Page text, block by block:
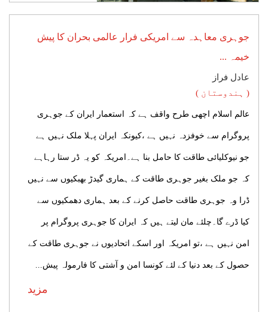
جوہری معاہدہ سے امریکی فرار عالمی بحران کا پیش
خیمہ ...
عادل فراز
( ہندوستان )
عالم اسلام اچھی طرح واقف ہے کہ استعمار ایران کے جوہری
پروگرام سے خوفزدہ نہیں ہے ،کیونکہ ایران پہلا ملک نہیں ہے
جو نیوکلیائی طاقت کا حامل بنا ہے۔امریکہ کو یہ ڈر ستا رہاہے
کہ جو ملک بغیر جوہری طاقت کے ہماری گیدڑ بھبکیوں سے نہیں
ڈرا وہ جوہری طاقت حاصل کرنے کے بعد ہماری دھمکیوں سے
کیا ڈرے گا۔چلئے مان لیتے ہیں کہ ایران کا جوہری پروگرام پر
امن نہیں ہے ،تو امریکہ اور اسکے اتحادیوں نے جوہری طاقت کے
حصول کے بعد دنیا کے لئے کونسا امن و آشتی کا فارمولہ پیش...
مزید